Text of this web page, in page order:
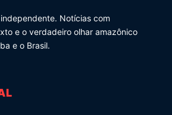
Notícias com
e o verdadeiro olhar amazônico
e o Brasil.